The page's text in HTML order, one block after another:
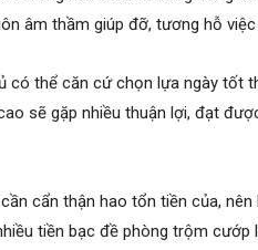
âm thầm giúp đỡ, tương hỗ
có thể căn cứ chọn lựa ngày tốt
sẽ gặp nhiều thuận lợi, đạt
cẩn thận hao tổn tiền của,
tiền bạc đề phòng trộm cướp